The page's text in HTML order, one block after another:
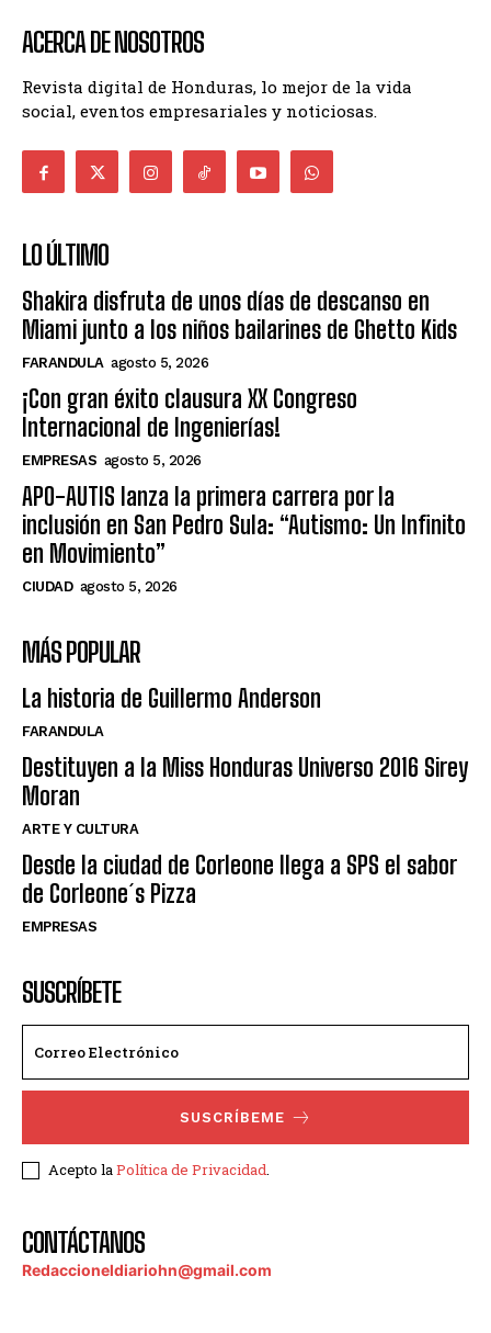
ACERCA DE NOSOTROS
Revista digital de Honduras, lo mejor de la vida
social, eventos empresariales y noticiosas.
LO ÚLTIMO
Shakira disfruta de unos días de descanso en
Miami junto a los niños bailarines de Ghetto Kids
FARANDULA agosto 5, 2026
¡Con gran éxito clausura XX Congreso
Internacional de Ingenierías!
EMPRESAS agosto 5, 2026
APO-AUTIS lanza la primera carrera por la
inclusión en San Pedro Sula: “Autismo: Un Infinito
en Movimiento”
CIUDAD agosto 5, 2026
MÁS POPULAR
La historia de Guillermo Anderson
FARANDULA
Destituyen a la Miss Honduras Universo 2016 Sirey
Moran
ARTE Y CULTURA
Desde la ciudad de Corleone llega a SPS el sabor
de Corleone´s Pizza
EMPRESAS
SUSCRÍBETE
SUSCRÍBEME
Acepto la Política de Privacidad
CONTÁCTANOS
Redaccioneldiariohn@gmail.com